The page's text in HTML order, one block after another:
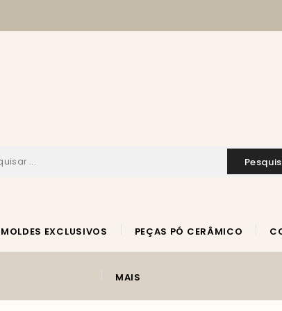
MOLDES EXCLUSIVOS PEÇAS PÓ CERÂMICO
MAIS